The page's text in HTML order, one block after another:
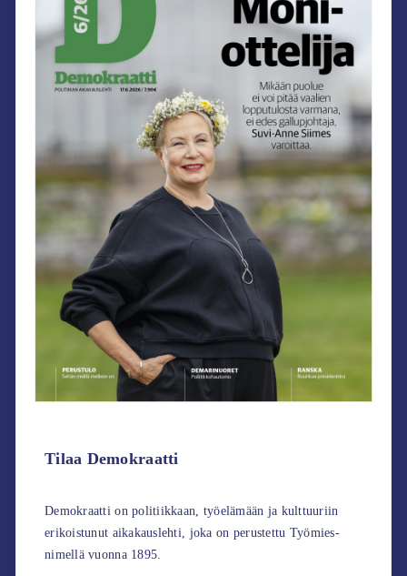
Tilaa Demokraatti
Demokraatti on politiikkaan, työelämään ja kulttuuriin
erikoistunut aikakauslehti, joka on perustettu Työmies-
nimellä vuonna 1895.